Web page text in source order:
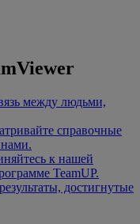
между людьми,
справочные
нами.
к нашей
TeamUP.
достигнутые